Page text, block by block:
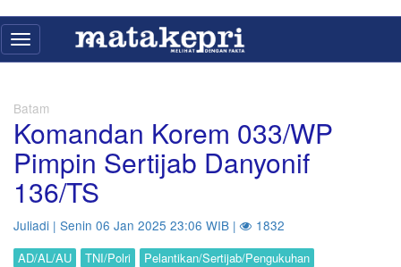
Toggle
navigation
Batam
Komandan Korem 033/WP
Pimpin Sertijab Danyonif
136/TS
Juliadi | Senin 06 Jan 2025 23:06 WIB | 1832
AD/AL/AU TNI/Polri Pelantikan/Sertijab/Pengukuhan